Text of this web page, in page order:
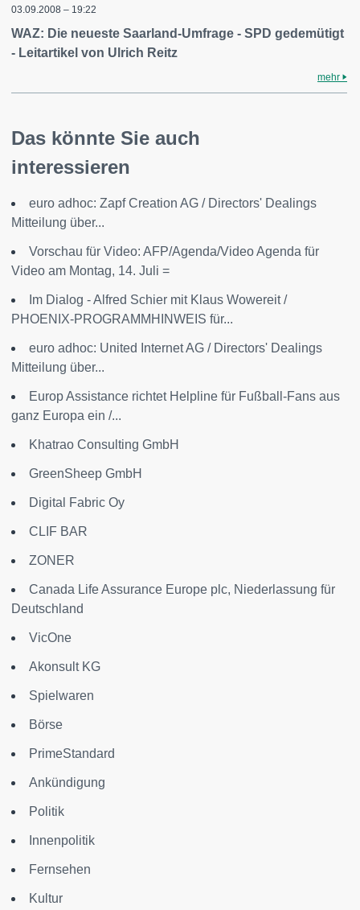
03.09.2008 – 19:22
WAZ: Die neueste Saarland-Umfrage - SPD gedemütigt
- Leitartikel von Ulrich Reitz
mehr
Das könnte Sie auch
interessieren
euro adhoc: Zapf Creation AG / Directors' Dealings
Mitteilung über...
Vorschau für Video: AFP/Agenda/Video Agenda für
Video am Montag, 14. Juli =
Im Dialog - Alfred Schier mit Klaus Wowereit /
PHOENIX-PROGRAMMHINWEIS für...
euro adhoc: United Internet AG / Directors' Dealings
Mitteilung über...
Europ Assistance richtet Helpline für Fußball-Fans aus
ganz Europa ein /...
Khatrao Consulting GmbH
GreenSheep GmbH
Digital Fabric Oy
CLIF BAR
ZONER
Canada Life Assurance Europe plc, Niederlassung für
Deutschland
VicOne
Akonsult KG
Spielwaren
Börse
PrimeStandard
Ankündigung
Politik
Innenpolitik
Fernsehen
Kultur